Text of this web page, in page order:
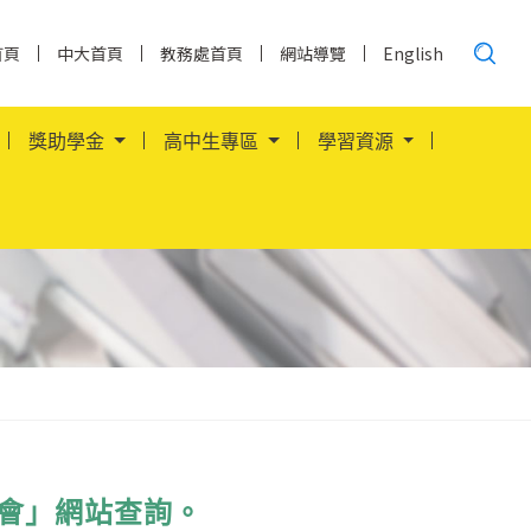
中大首頁 教務處首頁 網站導覽 English
搜
尋......
獎助學金 高中生專區 學習資源
」網站查詢。